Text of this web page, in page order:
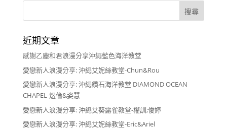
近期文章
感謝乙塵和君浪漫分享沖繩藍色海洋教堂
愛戀新人浪漫分享: 沖繩艾妮絲教堂-Chun&Rou
愛戀新人浪漫分享: 沖繩鑽石海洋教堂 DIAMOND OCEAN
CHAPEL-煜倫&姿慧
愛戀新人浪漫分享: 沖繩艾葵露雀教堂-權訓;俊婷
愛戀新人浪漫分享: 沖繩艾妮絲教堂-Eric&Ariel